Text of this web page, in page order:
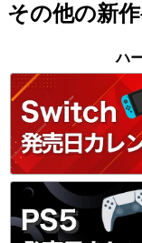
その他の新
ハ